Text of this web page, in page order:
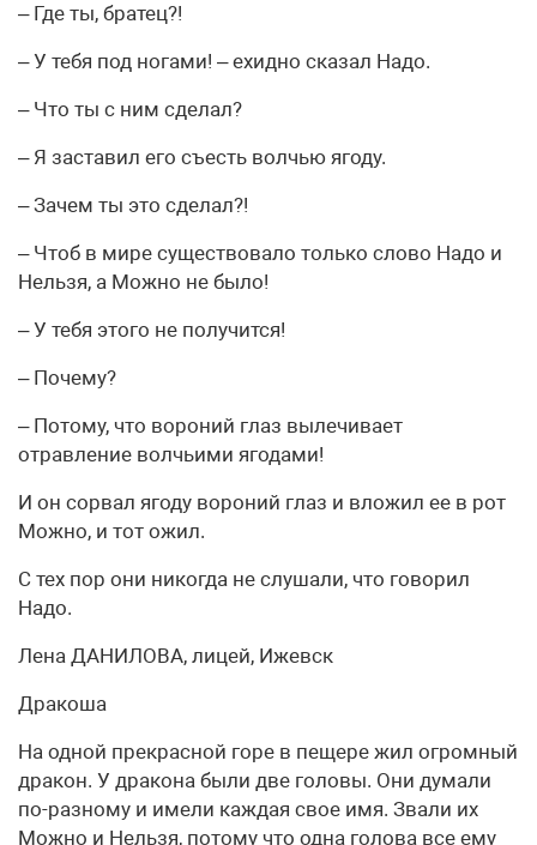
– Где ты, братец?!
– У тебя под ногами! – ехидно сказал Надо.
– Что ты с ним сделал?
– Я заставил его съесть волчью ягоду.
– Зачем ты это сделал?!
– Чтоб в мире существовало только слово Надо и
Нельзя, а Можно не было!
– У тебя этого не получится!
– Почему?
– Потому, что вороний глаз вылечивает
отравление волчьими ягодами!
И он сорвал ягоду вороний глаз и вложил ее в рот
Можно, и тот ожил.
С тех пор они никогда не слушали, что говорил
Надо.
Лена ДАНИЛОВА, лицей, Ижевск
Дракоша
На одной прекрасной горе в пещере жил огромный
дракон. У дракона были две головы. Они думали
по-разному и имели каждая свое имя. Звали их
Можно и Нельзя, потому что одна голова все ему